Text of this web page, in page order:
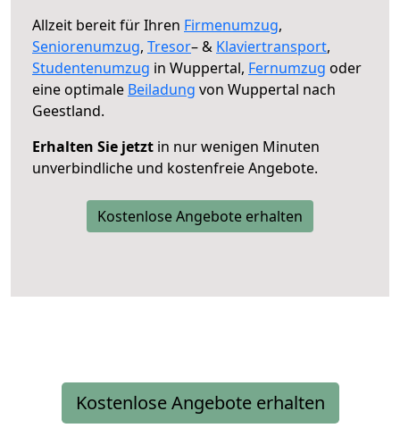
Allzeit bereit für Ihren Firmenumzug,
Seniorenumzug, Tresor– & Klaviertransport,
Studentenumzug in Wuppertal, Fernumzug oder
eine optimale Beiladung von Wuppertal nach
Geestland.
Erhalten Sie jetzt in nur wenigen Minuten
unverbindliche und kostenfreie Angebote.
Kostenlose Angebote erhalten
Kostenlose Angebote erhalten